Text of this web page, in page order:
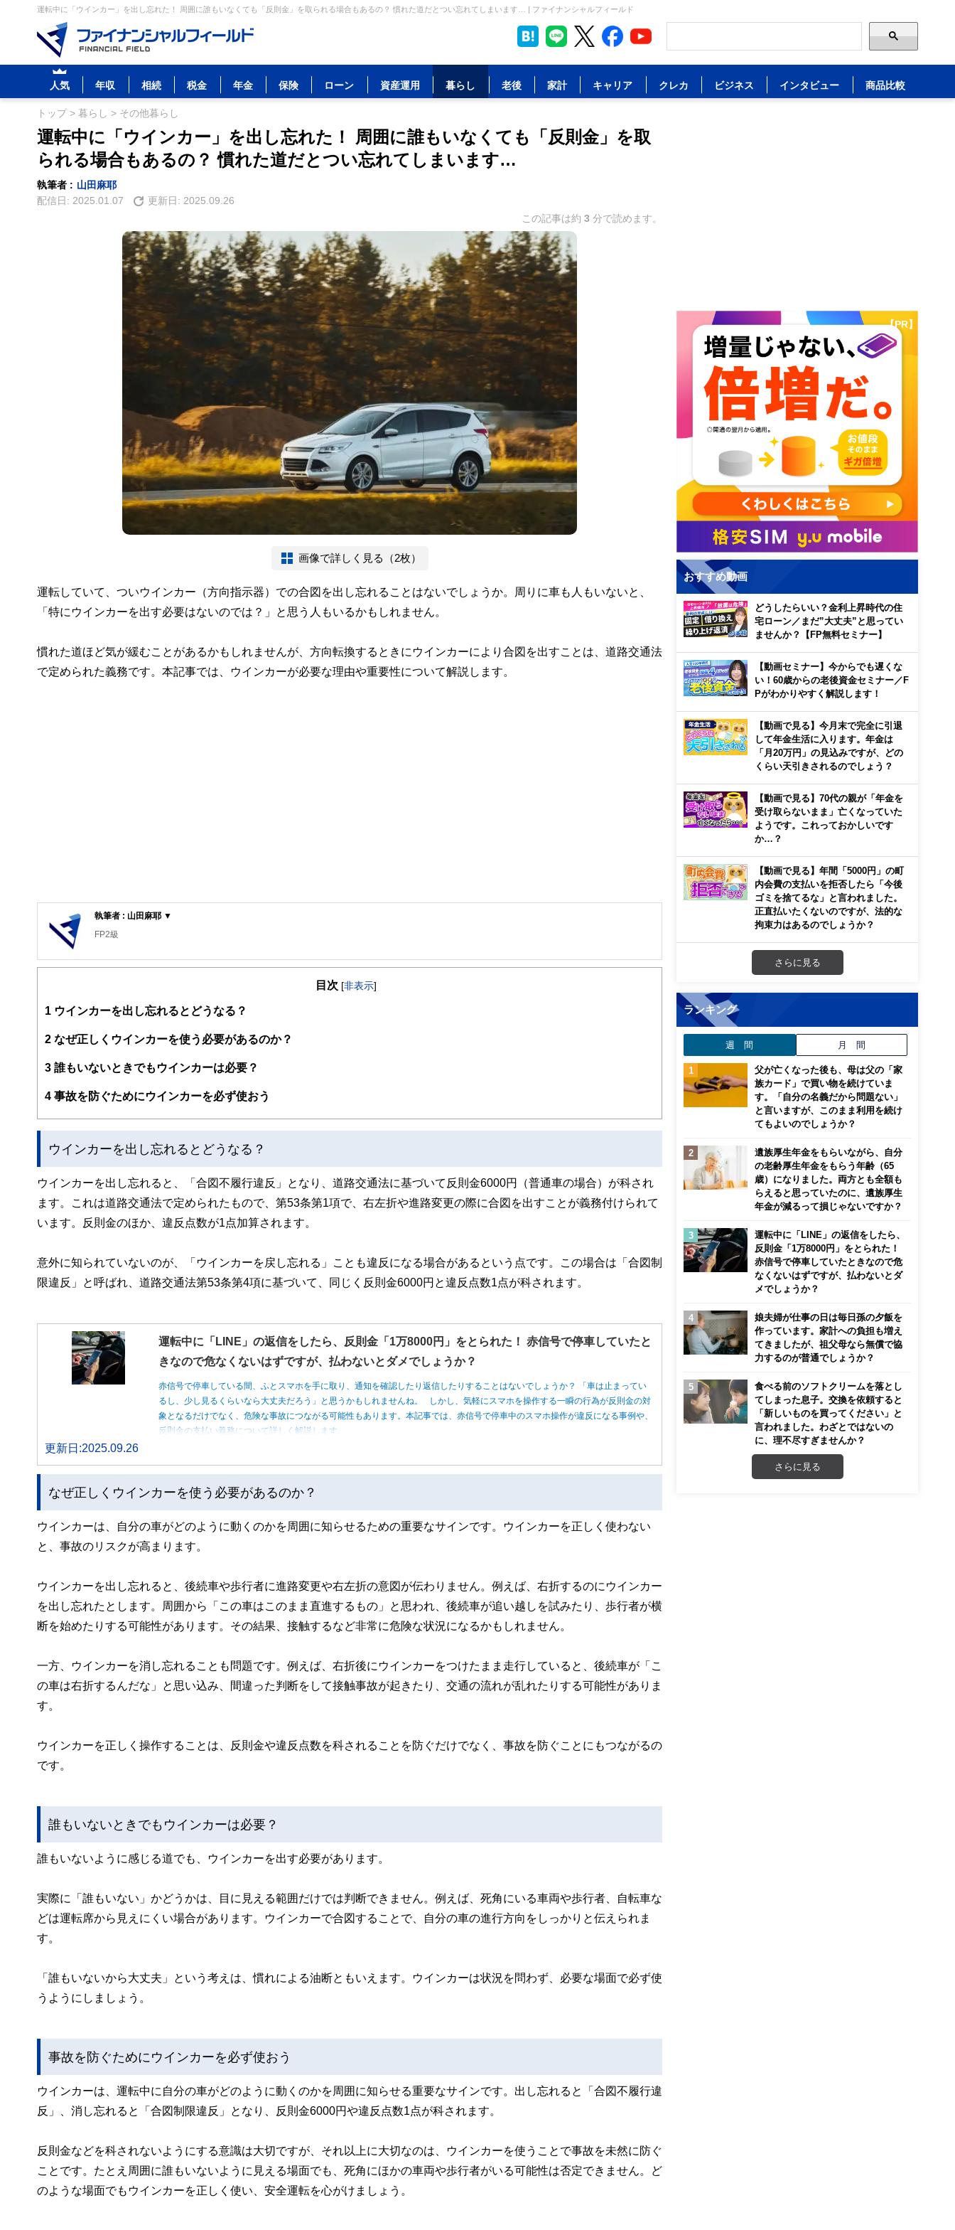
運転中に「ウインカー」を出し忘れた！ 周囲に誰もいなくても「反則金」を取られる場合もあるの？ 慣れた道だとつい忘れてしまいます… | ファイナンシャルフィールド
人気 年収 相続 税金 年金 保険 ローン 資産運用 暮らし 老後 家計 キャリア クレカ ビジネス インタビュー 商品比較
トップ> 暮らし > その他暮らし
運転中に「ウインカー」を出し忘れた！ 周囲に誰もいなくても「反則金」を取
られる場合もあるの？ 慣れた道だとつい忘れてしまいます…
執筆者 : 山田麻耶
配信日: 2025.01.07 更新日: 2025.09.26
この記事は約 3 分で読めます。
画像で詳しく見る（2枚）
運転していて、ついウインカー（方向指示器）での合図を出し忘れることはないでしょうか。周りに車も人もいないと、
「特にウインカーを出す必要はないのでは？」と思う人もいるかもしれません。
慣れた道ほど気が緩むことがあるかもしれませんが、方向転換するときにウインカーにより合図を出すことは、道路交通法
で定められた義務です。本記事では、ウインカーが必要な理由や重要性について解説します。
執筆者 : 山田麻耶 ▼
FP2級
目次 [非表示]
1 ウインカーを出し忘れるとどうなる？
2 なぜ正しくウインカーを使う必要があるのか？
3 誰もいないときでもウインカーは必要？
4 事故を防ぐためにウインカーを必ず使おう
ウインカーを出し忘れるとどうなる？
ウインカーを出し忘れると、「合図不履行違反」となり、道路交通法に基づいて反則金6000円（普通車の場合）が科され
ます。これは道路交通法で定められたもので、第53条第1項で、右左折や進路変更の際に合図を出すことが義務付けられて
います。反則金のほか、違反点数が1点加算されます。
意外に知られていないのが、「ウインカーを戻し忘れる」ことも違反になる場合があるという点です。この場合は「合図制
限違反」と呼ばれ、道路交通法第53条第4項に基づいて、同じく反則金6000円と違反点数1点が科されます。
運転中に「LINE」の返信をしたら、反則金「1万8000円」をとられた！ 赤信号で停車していたと
きなので危なくないはずですが、払わないとダメでしょうか？
赤信号で停車している間、ふとスマホを手に取り、通知を確認したり返信したりすることはないでしょうか？ 「車は止まってい
るし、少し見るくらいなら大丈夫だろう」と思うかもしれませんね。 しかし、気軽にスマホを操作する一瞬の行為が反則金の対
象となるだけでなく、危険な事故につながる可能性もあります。本記事では、赤信号で停車中のスマホ操作が違反になる事例や、
反則金の支払い義務について詳しく解説します。
更新日:2025.09.26
なぜ正しくウインカーを使う必要があるのか？
ウインカーは、自分の車がどのように動くのかを周囲に知らせるための重要なサインです。ウインカーを正しく使わない
と、事故のリスクが高まります。
ウインカーを出し忘れると、後続車や歩行者に進路変更や右左折の意図が伝わりません。例えば、右折するのにウインカー
を出し忘れたとします。周囲から「この車はこのまま直進するもの」と思われ、後続車が追い越しを試みたり、歩行者が横
断を始めたりする可能性があります。その結果、接触するなど非常に危険な状況になるかもしれません。
一方、ウインカーを消し忘れることも問題です。例えば、右折後にウインカーをつけたまま走行していると、後続車が「こ
の車は右折するんだな」と思い込み、間違った判断をして接触事故が起きたり、交通の流れが乱れたりする可能性がありま
す。
ウインカーを正しく操作することは、反則金や違反点数を科されることを防ぐだけでなく、事故を防ぐことにもつながるの
です。
誰もいないときでもウインカーは必要？
誰もいないように感じる道でも、ウインカーを出す必要があります。
実際に「誰もいない」かどうかは、目に見える範囲だけでは判断できません。例えば、死角にいる車両や歩行者、自転車な
どは運転席から見えにくい場合があります。ウインカーで合図することで、自分の車の進行方向をしっかりと伝えられま
す。
「誰もいないから大丈夫」という考えは、慣れによる油断ともいえます。ウインカーは状況を問わず、必要な場面で必ず使
うようにしましょう。
事故を防ぐためにウインカーを必ず使おう
ウインカーは、運転中に自分の車がどのように動くのかを周囲に知らせる重要なサインです。出し忘れると「合図不履行違
反」、消し忘れると「合図制限違反」となり、反則金6000円や違反点数1点が科されます。
反則金などを科されないようにする意識は大切ですが、それ以上に大切なのは、ウインカーを使うことで事故を未然に防ぐ
ことです。たとえ周囲に誰もいないように見える場面でも、死角にほかの車両や歩行者がいる可能性は否定できません。ど
のような場面でもウインカーを正しく使い、安全運転を心がけましょう。
【PR】
おすすめ動画
どうしたらいい？金利上昇時代の住
宅ローン／まだ”大丈夫”と思ってい
ませんか？【FP無料セミナー】
【動画セミナー】今からでも遅くな
い！60歳からの老後資金セミナー／F
Pがわかりやすく解説します！
【動画で見る】今月末で完全に引退
して年金生活に入ります。年金は
「月20万円」の見込みですが、どの
くらい天引きされるのでしょう？
【動画で見る】70代の親が「年金を
受け取らないまま」亡くなっていた
ようです。これっておかしいです
か…？
【動画で見る】年間「5000円」の町
内会費の支払いを拒否したら「今後
ゴミを捨てるな」と言われました。
正直払いたくないのですが、法的な
拘束力はあるのでしょうか？
さらに見る
ランキング
週 間 月 間
父が亡くなった後も、母は父の「家
族カード」で買い物を続けていま
す。「自分の名義だから問題ない」
と言いますが、このまま利用を続け
てもよいのでしょうか？
遺族厚生年金をもらいながら、自分
の老齢厚生年金をもらう年齢（65
歳）になりました。両方とも全額も
らえると思っていたのに、遺族厚生
年金が減るって損じゃないですか？
運転中に「LINE」の返信をしたら、
反則金「1万8000円」をとられた！
赤信号で停車していたときなので危
なくないはずですが、払わないとダ
メでしょうか？
娘夫婦が仕事の日は毎日孫の夕飯を
作っています。家計への負担も増え
てきましたが、祖父母なら無償で協
力するのが普通でしょうか？
食べる前のソフトクリームを落とし
てしまった息子。交換を依頼すると
「新しいものを買ってください」と
言われました。わざとではないの
に、理不尽すぎませんか？
さらに見る